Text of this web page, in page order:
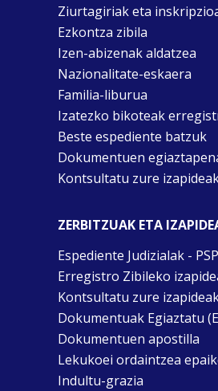
Ziurtagiriak eta
Ezkontza zibila
Izen-abizenak aldatzea
Nazionalitate-eskaera
Familia-liburua
Izatezko bikoteak
Beste espediente batzuk
Dokumentuen
Kontsultatu zure
ZERBITZUAK ETA
Espediente Judizialak -
Erregistro Zibileko
Kontsultatu zure
Dokumentuak Egiaztatu
Dokumentuen apostilla
Lekukoei ordaintzea
Indultu-grazia